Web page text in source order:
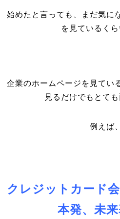
始めたと言っても、まだ気に
を見ているくら
企業のホームページを見てい
見るだけでもとても
例えば、
クレジットカード
本発、未来